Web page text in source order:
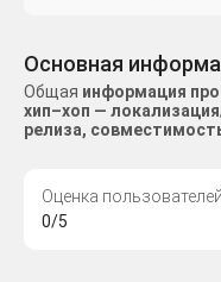
Основная
Общая информация
хип–хоп —
релиза,
Оценка
0/5